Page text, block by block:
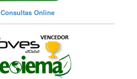
Consultas Online